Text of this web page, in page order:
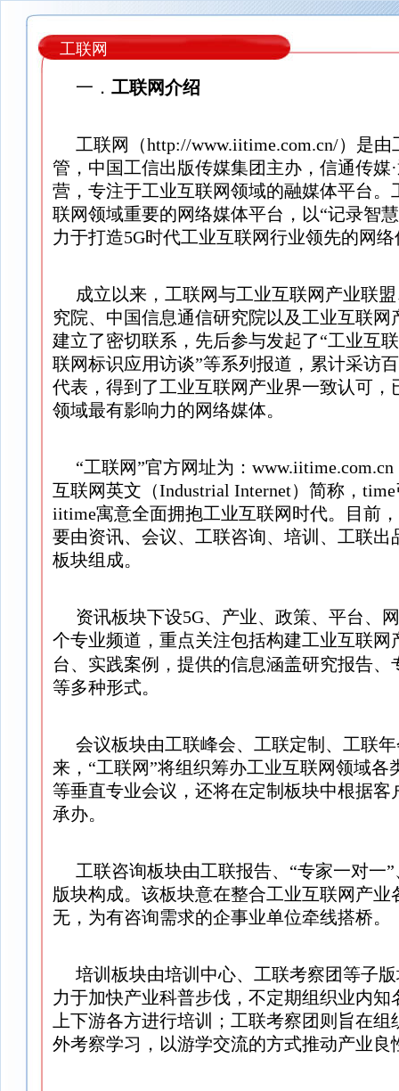
工联网
一． 工联网介绍
工联网（http://www.iitime.com.cn/）是
管，中国工信出版传媒集团主办，信通传媒
营，专注于工业互联网领域的融媒体平台。
联网领域重要的网络媒体平台，以“记录智
力于打造5G时代工业互联网行业领先的网
成立以来，工联网与工业互联网产业联
究院、中国信息通信研究院以及工业互联网
建立了密切联系，先后参与发起了“工业互
联网标识应用访谈”等系列报道，累计采访
代表，得到了工业互联网产业界一致认可，
领域最有影响力的网络媒体。
“工联网”官方网址为：
互联网英文（Industrial Internet）简称，
iitime寓意全面拥抱工业互联网时代。目前
要由资讯、会议、工联咨询、培训、工联出
板块组成。
资讯板块下设5G、产业、政策、平台、
个专业频道，重点关注包括构建工业互联网
台、实践案例，提供的信息涵盖研究报告、
等多种形式。
会议板块由工联峰会、工联定制、工联
来，“工联网”将组织筹办工业互联网领域各
等垂直专业会议，还将在定制板块中根据客
承办。
工联咨询板块由工联报告、“专家一对一
版块构成。该板块意在整合工业互联网产业
无，为有咨询需求的企事业单位牵线搭桥。
培训板块由培训中心、工联考察团等子
力于加快产业科普步伐，不定期组织业内知
上下游各方进行培训；工联考察团则旨在
外考察学习，以游学交流的方式推动产业良